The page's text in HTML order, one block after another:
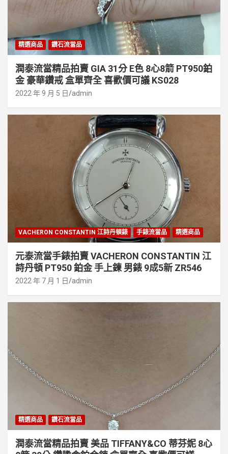
精選商品 鑽石流當品
潤泰流當精品拍賣 GIA 31分 E色 8心8箭 PT950鉑
金 豪華鑽戒 盒單齊全 喜歡價可議 KS028
2022 年 9 月 5 日 admin
VACHERON CONSTANTIN 江詩丹頓錶 手錶流當品 精選商品
元泰流當手錶拍賣 VACHERON CONSTANTIN 江
詩丹頓 PT950 鉑金 手上鍊 男錶 9成5新 ZR546
2022 年 7 月 1 日 admin
精選商品 鑽石流當品
潤泰流當精品拍賣 美品 TIFFANY&CO 蒂芬妮 8心